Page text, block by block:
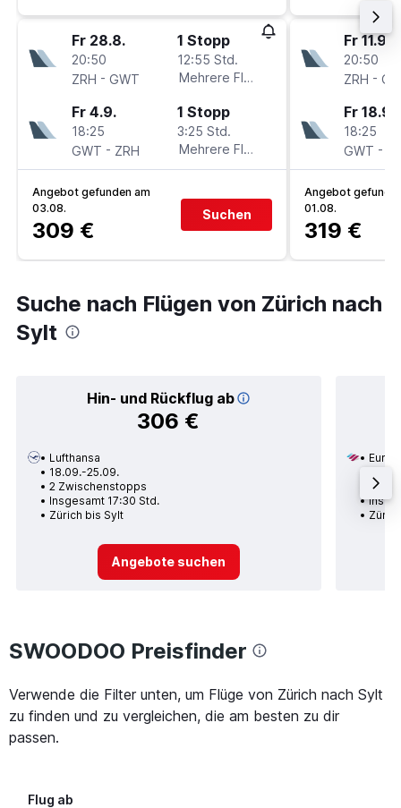
Fr 28.8.
20:50
ZRH - GWT
1 Stopp
12:55 Std.
Mehrere Fluglinien
Fr 4.9.
18:25
GWT - ZRH
1 Stopp
3:25 Std.
Mehrere Fluglinien
Angebot gefunden am
03.08.
309 €
Suchen
Fr 11.9.
20:50
ZRH -
Fr 18.9.
18:25
GWT -
Angebot
01.08.
319 €
Suche nach Flügen von Zürich nach
Sylt
Hin- und Rückflug ab
306 €
Lufthansa
18.09.-25.09.
2 Zwischenstopps
Insgesamt 17:30 Std.
Zürich bis Sylt
Angebote suchen
1
SWOODOO Preisfinder
Verwende die Filter unten, um Flüge von Zürich nach Sylt
zu finden und zu vergleichen, die am besten zu dir
passen.
Flug ab